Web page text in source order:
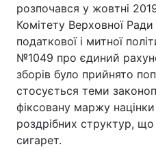
розпочався у жовтні
Комітету Верховної Ради
податкової і митної
№1049 про єдиний
зборів було прийнято
стосується теми
фіксовану маржу
роздрібних структур,
сигарет.